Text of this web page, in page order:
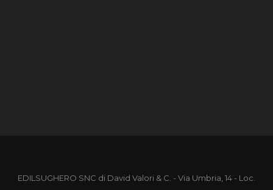
EDILSUGHERO SNC di David Valori & C. - Via Umbria, 14 - Loc.